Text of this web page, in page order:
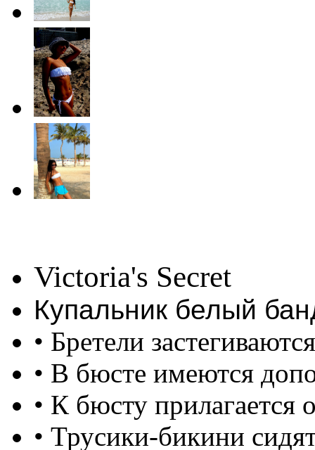
Victoria's Secret
Купальник белый
• Бретели
• В бюсте имеются
• К бюсту прилагается
• Трусики-бикини